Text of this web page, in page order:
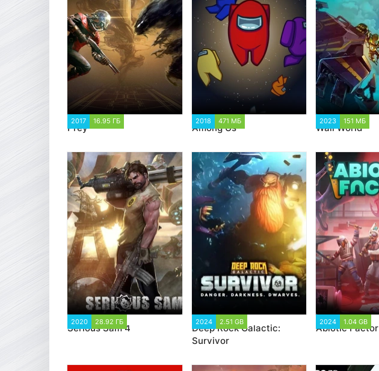
2017 16.95 ГБ
Prey
2018 471 МБ
Among Us
2023 151 МБ
Wall World
2020 28.92 ГБ
Serious Sam 4
2024 2.51 GB
Deep Rock Galactic:
Survivor
2024 1.04 GB
Abiotic Factor